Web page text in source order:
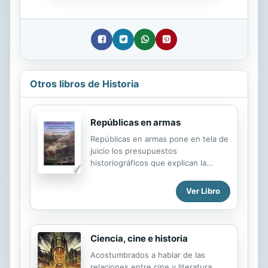
Otros libros de Historia
Repúblicas en armas
Repúblicas en armas pone en tela de
juicio los presupuestos
historiográficos que explican la
las figuras heroicas de las guerras de
Independencia, y muestra las
complejidades y ambigüedades del
proceso de emancipación en los
países más tempranamente
republicanos de Hispanoamérica:
Colombia y Venezuela. El surgimiento
Ver Libro
Ciencia, cine e historia
Acostumbrados a hablar de las